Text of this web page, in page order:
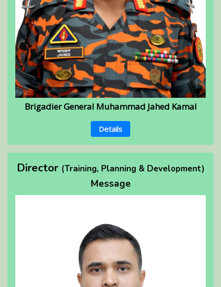
Brigadier General Muhammad Jahed Kamal
Details
Director (Training, Planning & Development)
Message